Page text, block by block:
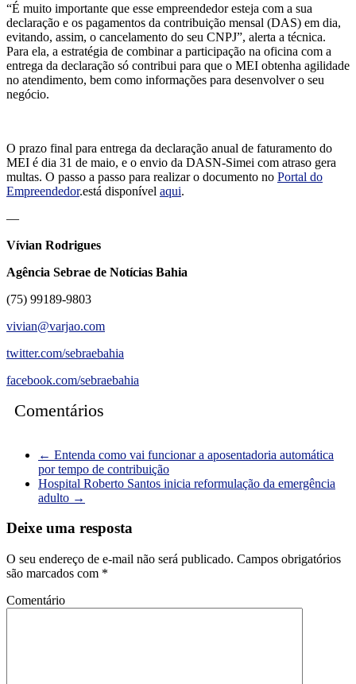
“É muito importante que esse empreendedor esteja com a sua
declaração e os pagamentos da contribuição mensal (DAS) em dia,
evitando, assim, o cancelamento do seu CNPJ”, alerta a técnica.
Para ela, a estratégia de combinar a participação na oficina com a
entrega da declaração só contribui para que o MEI obtenha agilidade
no atendimento, bem como informações para desenvolver o seu
negócio.
O prazo final para entrega da declaração anual de faturamento do
MEI é dia 31 de maio, e o envio da DASN-Simei com atraso gera
multas. O passo a passo para realizar o documento no Portal do
Empreendedor.está disponível aqui.
—
Vívian Rodrigues
Agência Sebrae de Notícias Bahia
(75) 99189-9803
vivian@varjao.com
twitter.com/sebraebahia
facebook.com/sebraebahia
Comentários
← Entenda como vai funcionar a aposentadoria automática
por tempo de contribuição
Hospital Roberto Santos inicia reformulação da emergência
adulto →
Deixe uma resposta
O seu endereço de e-mail não será publicado. Campos obrigatórios
são marcados com *
Comentário